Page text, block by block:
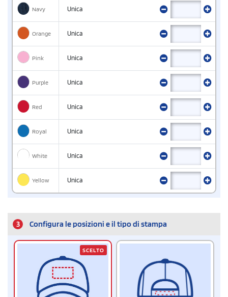
Navy Unica
Orange Unica
Pink Unica
Purple Unica
Red Unica
Royal Unica
White Unica
Yellow Unica
3 Configura le posizioni e il tipo di stampa
SCELTO